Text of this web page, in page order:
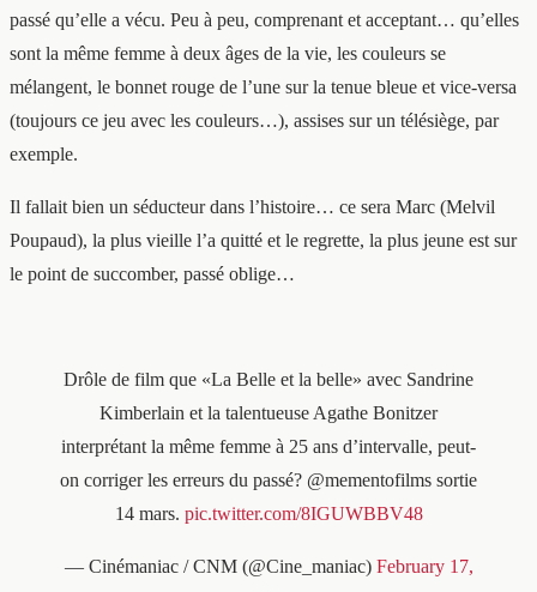
passé qu’elle a vécu. Peu à peu, comprenant et acceptant… qu’elles
sont la même femme à deux âges de la vie, les couleurs se
mélangent, le bonnet rouge de l’une sur la tenue bleue et vice-versa
(toujours ce jeu avec les couleurs…), assises sur un télésiège, par
exemple.
Il fallait bien un séducteur dans l’histoire… ce sera Marc (Melvil
Poupaud), la plus vieille l’a quitté et le regrette, la plus jeune est sur
le point de succomber, passé oblige…
Drôle de film que «La Belle et la belle» avec Sandrine
Kimberlain et la talentueuse Agathe Bonitzer
interprétant la même femme à 25 ans d’intervalle, peut-
on corriger les erreurs du passé? @mementofilms sortie
14 mars. pic.twitter.com/8IGUWBBV48
— Cinémaniac / CNM (@Cine_maniac) February 17,